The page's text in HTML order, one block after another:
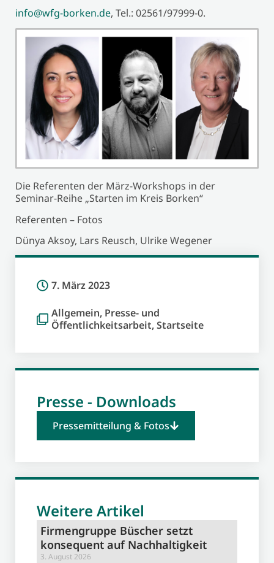
info@wfg-borken.de, Tel.: 02561/97999-0.
Die Referenten der März-Workshops in der
Seminar-Reihe „Starten im Kreis Borken“
Referenten – Fotos
Dünya Aksoy, Lars Reusch, Ulrike Wegener
7. März 2023
Allgemein, Presse- und
Öffentlichkeitsarbeit,Startseite
Presse - Downloads
Pressemitteilung & Fotos
Weitere Artikel
Firmengruppe Büscher setzt
konsequent auf Nachhaltigkeit
3. August 2026